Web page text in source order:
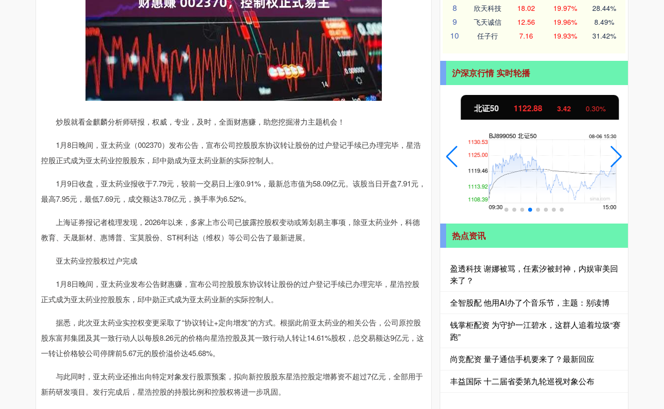
炒股就看金麒麟分析师研报，权威，专业，及时，全面财惠赚，助您挖掘潜力主题机会！
1月8日晚间，亚太药业（002370）发布公告，宣布公司控股股东协议转让股份的过户登记手续已办理完毕，星浩
控股正式成为亚太药业控股股东，邱中勋成为亚太药业新的实际控制人。
1月9日收盘，亚太药业报收于7.79元，较前一交易日上涨0.91%，最新总市值为58.09亿元。该股当日开盘7.91元，
最高7.95元，最低7.69元，成交额达3.78亿元，换手率为6.52%。
上海证券报记者梳理发现，2026年以来，多家上市公司已披露控股权变动或筹划易主事项，除亚太药业外，科德
教育、天晟新材、惠博普、宝莫股份、ST柯利达（维权）等公司公告了最新进展。
亚太药业控股权过户完成
1月8日晚间，亚太药业发布公告财惠赚，宣布公司控股股东协议转让股份的过户登记手续已办理完毕，星浩控股
正式成为亚太药业控股股东，邱中勋正式成为亚太药业新的实际控制人。
据悉，此次亚太药业实控权变更采取了“协议转让+定向增发”的方式。根据此前亚太药业的相关公告，公司原控股
股东富邦集团及其一致行动人以每股8.26元的价格向星浩控股及其一致行动人转让14.61%股权，总交易额达9亿元，这
一转让价格较公司停牌前5.67元的股价溢价达45.68%。
与此同时，亚太药业还推出向特定对象发行股票预案，拟向新控股股东星浩控股定增募资不超过7亿元，全部用于
新药研发项目。发行完成后，星浩控股的持股比例和控股权将进一步巩固。
8 欣天科技 18.02 19.97% 28.44%
9 飞天诚信 12.56 19.96% 8.49%
10 任子行 7.16 19.93% 31.42%
沪深京行情 实时轮播
北证50 1122.88 3.42 0.30%
热点资讯
盈透科技 谢娜被骂，任素汐被封神，内娱审美回
来了？
全智股配 他用AI办了个音乐节，主题：别读博
钱掌柜配资 为守护一江碧水，这群人追着垃圾“赛
跑”
尚竞配资 量子通信手机要来了？最新回应
丰益国际 十二届省委第九轮巡视对象公布